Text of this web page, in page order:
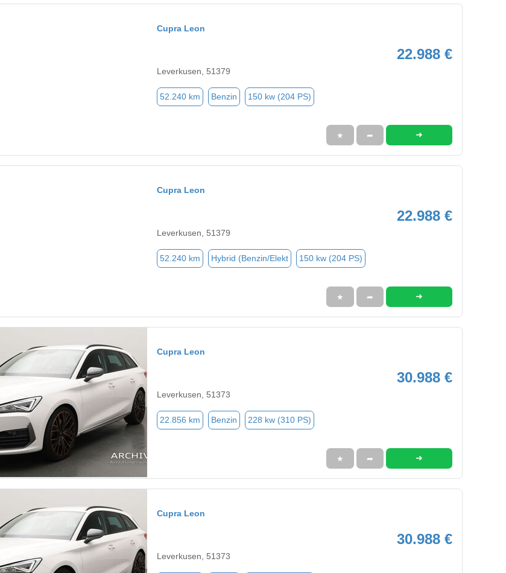
Cupra Leon
22.988 €
Leverkusen, 51379
52.240 km Benzin 150 kw (204 PS)
★ ➦ ➜
Cupra Leon
22.988 €
Leverkusen, 51379
52.240 km Hybrid (Benzin/Elekt 150 kw (204 PS)
★ ➦ ➜
Cupra Leon
30.988 €
Leverkusen, 51373
22.856 km Benzin 228 kw (310 PS)
★ ➦ ➜
Cupra Leon
30.988 €
Leverkusen, 51373